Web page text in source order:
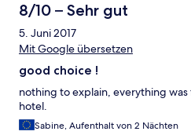
8/10 – Sehr gut
5. Juni 2017
Mit Google übersetzen
good choice !
nothing to explain, everything
hotel.
Sabine, Aufenthalt von 2 Nächten